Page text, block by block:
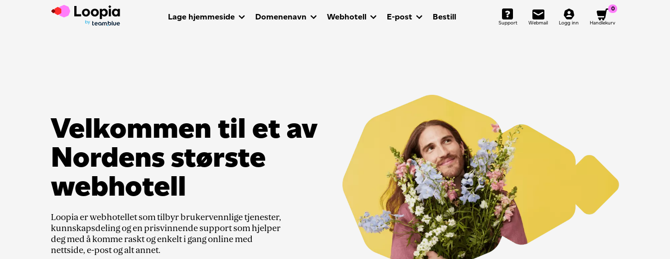
Support Webmail Logg inn Handlekurv
0
Lage hjemmeside Domenenavn Webhotell E-post Bestill
Velkommen til et av
Nordens største
webhotell
Loopia er webhotellet som tilbyr brukervennlige tjenester,
kunnskapsdeling og en prisvinnende support som hjelper
deg med å komme raskt og enkelt i gang online med
nettside, e-post og alt annet.